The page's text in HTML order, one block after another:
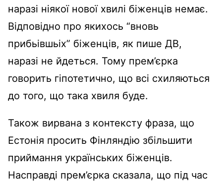
наразі ніякої нової хвилі біженців немає.
Відповідно про якихось “вновь
прибьівшьіх” біженців, як пише ДВ,
наразі не йдеться. Тому прем’єрка
говорить гіпотетично, що всі схиляються
до того, що така хвиля буде.
Також вирвана з контексту фраза, що
Естонія просить Фінляндію збільшити
приймання українських біженців.
Насправді прем’єрка сказала, що під час